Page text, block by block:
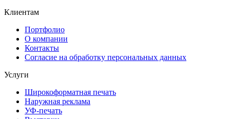
Клиентам
Портфолио
О компании
Контакты
Согласие на обработку персональных данных
Услуги
Широкоформатная печать
Наружная реклама
УФ-печать